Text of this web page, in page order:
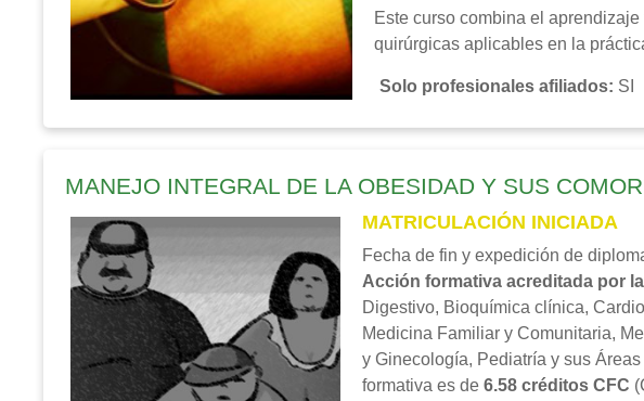
Este curso combina el
quirúrgicas aplicables en la
Solo profesionales afiliados: SI
MANEJO INTEGRAL DE LA OBESIDAD Y SUS
MATRICULACIÓN INICIADA
Fecha de fin y expedición de
Acción formativa acreditada por
Digestivo, Bioquímica clínica,
Medicina Familiar y Comunitaria,
y Ginecología, Pediatría y sus
formativa es de6.58 créditos CFC